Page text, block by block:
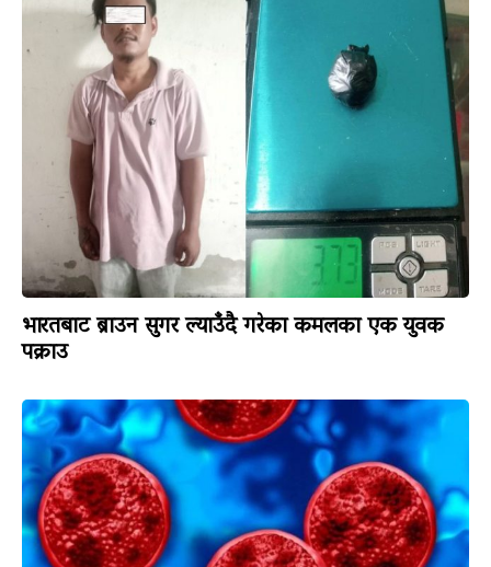
भारतबाट ब्राउन सुगर ल्याउँदै गरेका कमलका एक युवक
पक्राउ